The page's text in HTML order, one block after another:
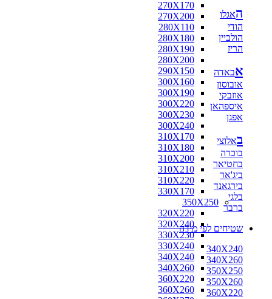
270X170
270X200
280X110
280X180
280X190
280X200
290X150
300X160
300X190
300X220
300X230
300X240
310X170
310X180
310X200
310X210
310X220
330X170
350X250
320X220
320X240
330X230
330X240
340X240
340X260
360X220
360X260
האגלו
הודי
הולביין
הריז
אבאדה
אובוסון
אוזבקי
איספהאן
אפגן
באלוצי
בוכרה
בחטיאר
ביג'אר
בירגאנד
בלגי
ברבר
שטיחים לפי מידה
340X240
340X260
350X250
350X260
360X220